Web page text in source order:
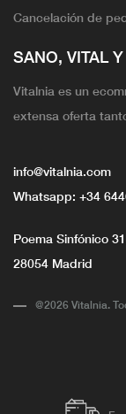
Cancelación de
SANO, VITAL
Vitalnia es un
extensa oferta
info@vitalnia.com
Whatsapp: +34
Poema Sinfónico
28054 Madrid
@2026 Vitalnia.